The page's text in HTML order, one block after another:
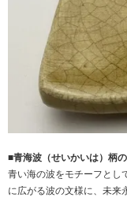
■青海波（せいかいは）柄
青い海の波をモチーフとし
に広がる波の文様に、未来